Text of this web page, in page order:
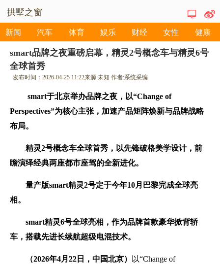
拱墅之窗
新闻 汽车 体育 娱乐 财经 女性 健康
smart品牌之夜重磅启幕，精灵2号概念车与精灵6号
全球首秀
发布时间：2026-04-25 11:22来源:未知作者:系统采编
smart于北京举办品牌之夜，以“Change of
Perspectives”为核心主张 ，加速产品矩阵焕新与品牌战略
布局。
精灵2号概念车全球首秀，以先锋破格美学设计，前
瞻演绎经典两座都市座驾的全新进化。
量产版smart精灵2号定于今年10月巴黎完成全球亮
相。
smart精灵6号全球亮相，作为品牌首款豪华掀背轿
车，搭载先进长续航超级电混技术。
（2026年4月22 日，中国北京）
以“Change of